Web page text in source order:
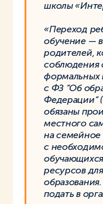
школы
«Переход
обучение —
родителей,
соблюдения
формальных
с ФЗ “Об
Федерации”
обязаны
местного
на семейное
с
ресурсов
подать в